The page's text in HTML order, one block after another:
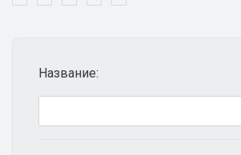
Название: